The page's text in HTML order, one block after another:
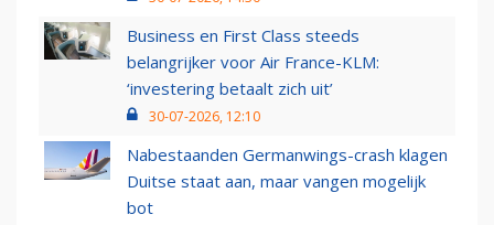
Business en First Class steeds
belangrijker voor Air France-KLM:
‘investering betaalt zich uit’
30-07-2026, 12:10
Nabestaanden Germanwings-crash klagen
Duitse staat aan, maar vangen mogelijk
bot